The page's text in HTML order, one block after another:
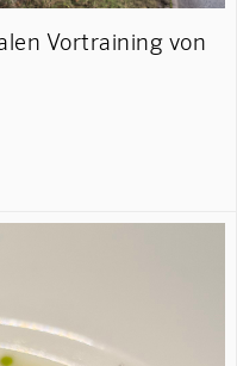
Vortraining von